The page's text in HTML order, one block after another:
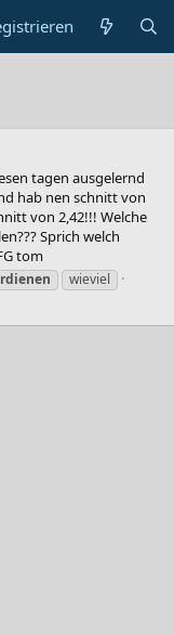
tagen ausgelernd
hab nen schnitt von
von 2,42!!! Welche
Sprich welch
tom
wieviel